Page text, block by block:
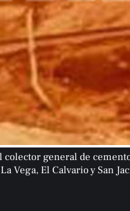
general de
Vega, El Calvario y San